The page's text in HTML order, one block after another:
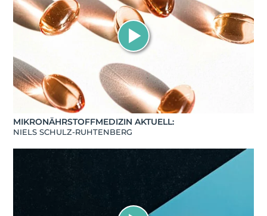
MIKRONÄHRSTOFFMEDIZIN AKTUELL:
NIELS SCHULZ-RUHTENBERG